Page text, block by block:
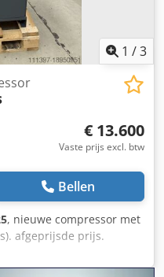
1 /3
€ 13.600
Vaste prijs excl. btw
Bellen
, nieuwe compressor met
afgeprijsde prijs.
tot combineren met
nieuwste technologische